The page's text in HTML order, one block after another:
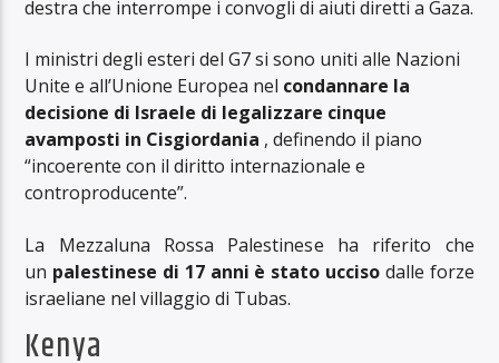
destra che interrompe i convogli di aiuti diretti a Gaza.
I ministri degli esteri del G7 si sono uniti alle Nazioni
Unite e all’Unione Europea nel condannare la
decisione di Israele di legalizzare cinque
avamposti in Cisgiordania , definendo il piano
“incoerente con il diritto internazionale e
controproducente”.
La Mezzaluna Rossa Palestinese ha riferito che
un palestinese di 17 anni è stato ucciso dalle forze
israeliane nel villaggio di Tubas.
Kenya